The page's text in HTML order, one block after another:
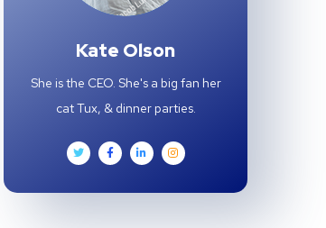
Kate Olson
She is the CEO. She's a big fan her
cat Tux, & dinner parties.